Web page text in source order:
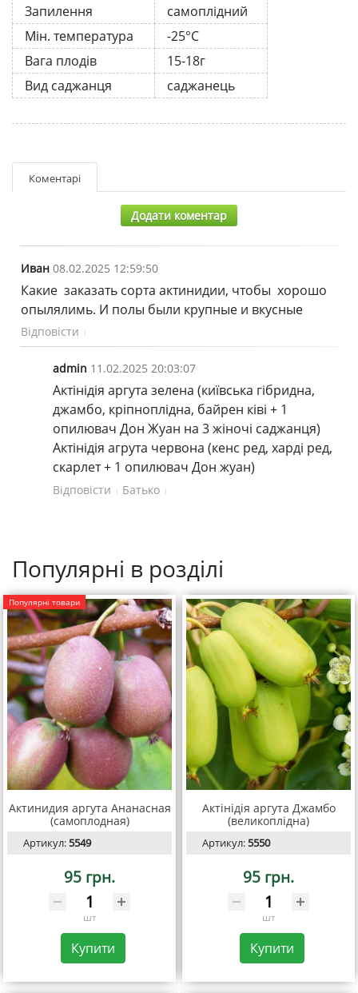
Запилення
самоплідний
Мін. температура
-25°C
Вага плодів
15-18г
Вид саджанця
саджанець
Коментарі
Додати коментар
Иван 08.02.2025 12:59:50
Какие заказать сорта актинидии, чтобы хорошо
опылялимь. И полы были крупные и вкусные
Відповісти
admin 11.02.2025 20:03:07
Актінідія аргута зелена (київська гібридна,
джамбо, кріпноплідна, байрен ківі + 1
опилювач Дон Жуан на 3 жіночі саджанця)
Актінідія агрута червона (кенс ред, харді ред,
скарлет + 1 опилювач Дон жуан)
Відповісти Батько
Популярні в розділі
Популярні товари
Актинидия аргута Ананасная
(самоплодная)
Артикул:5549
95 грн.
шт
Купити
Актінідія аргута Джамбо
(великоплідна)
Артикул:5550
95 грн.
шт
Купити